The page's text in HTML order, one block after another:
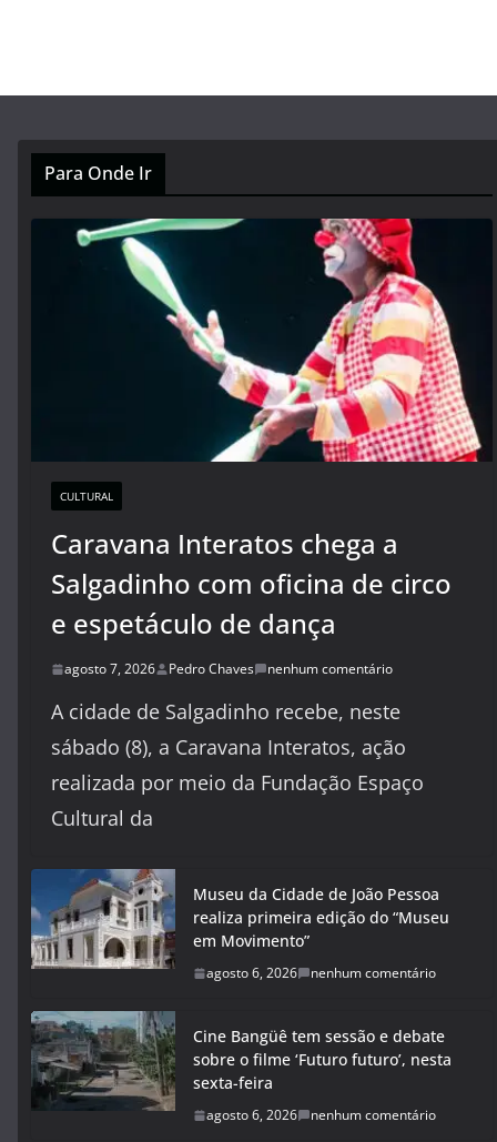
Para Onde Ir
CULTURAL
Caravana Interatos chega a
Salgadinho com oficina de circo
e espetáculo de dança
agosto 7, 2026 Pedro Chaves nenhum comentário
A cidade de Salgadinho recebe, neste
sábado (8), a Caravana Interatos, ação
realizada por meio da Fundação Espaço
Cultural da
Museu da Cidade de João Pessoa
realiza primeira edição do “Museu
em Movimento”
agosto 6, 2026 nenhum comentário
Cine Bangüê tem sessão e debate
sobre o filme ‘Futuro futuro’, nesta
sexta-feira
agosto 6, 2026 nenhum comentário